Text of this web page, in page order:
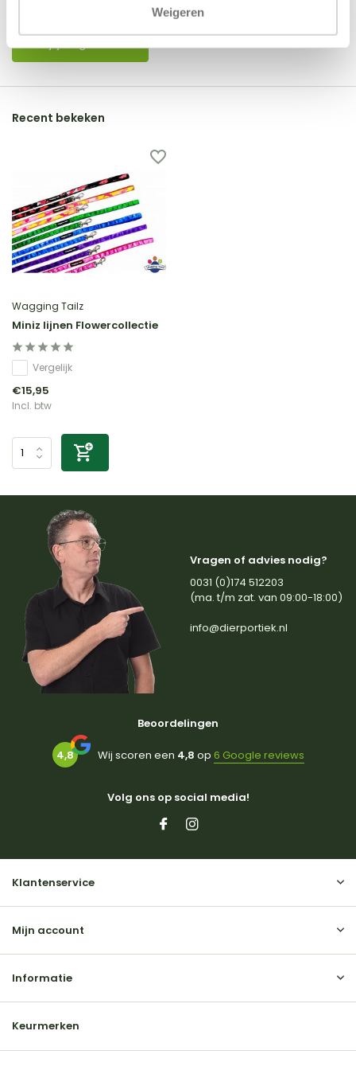
Weigeren
Er zijn nog geen reviews geschreven over dit product..
Schrijf je eigen review
Recent bekeken
Wagging Tailz
Miniz lijnen Flowercollectie
Vergelijk
€15,95
Incl. btw
Vragen of advies nodig?
0031 (0)174 512203
(ma. t/m zat. van 09:00-18:00)
info@dierportiek.nl
Beoordelingen
4,8 Wij scoren een 4,8 op 6 Google reviews
Volg ons op social media!
Klantenservice
Mijn account
Informatie
Keurmerken